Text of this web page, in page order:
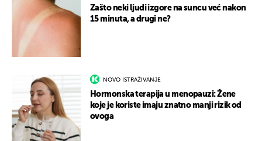
Zašto neki ljudi izgore na suncu već nakon
15 minuta, a drugi ne?
NOVO ISTRAŽIVANJE
Hormonska terapija u menopauzi: Žene
koje je koriste imaju znatno manji rizik od
ovoga